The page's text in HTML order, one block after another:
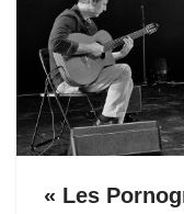
« Les